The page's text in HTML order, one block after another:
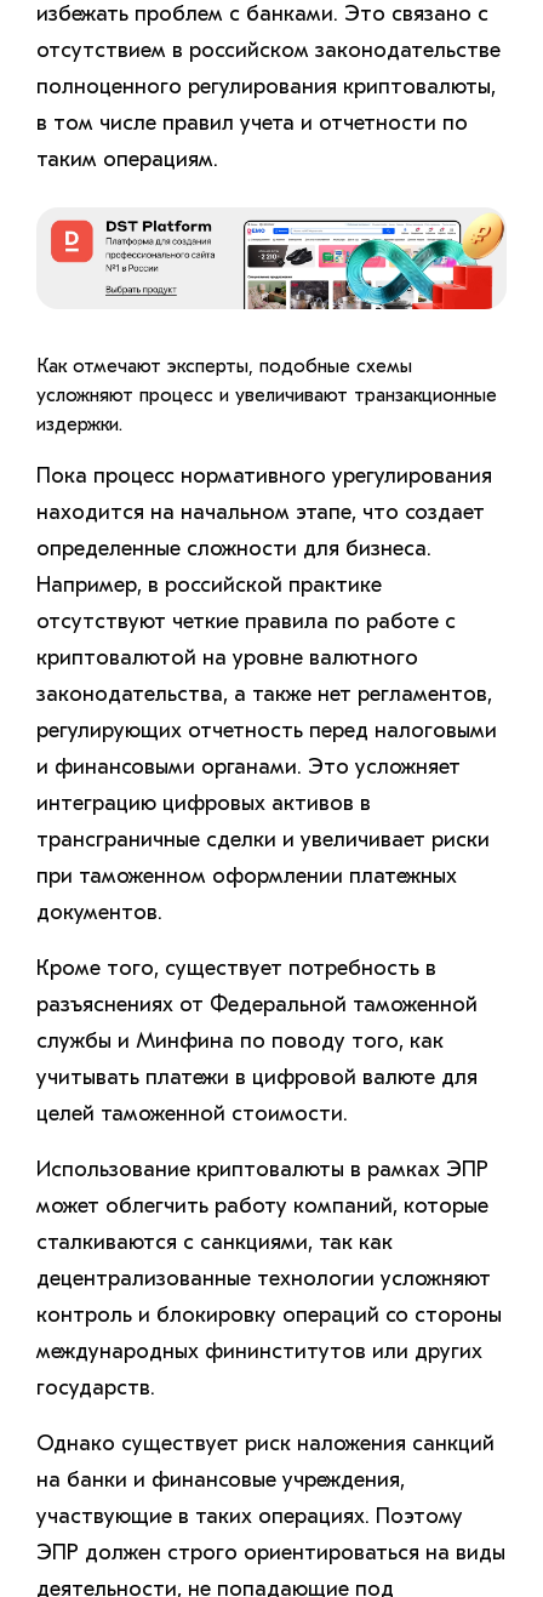
избежать проблем с банками. Это связано с
отсутствием в российском законодательстве
полноценного регулирования криптовалюты,
в том числе правил учета и отчетности по
таким операциям.
Как отмечают эксперты, подобные схемы
усложняют процесс и увеличивают транзакционные
издержки.
Пока процесс нормативного урегулирования
находится на начальном этапе, что создает
определенные сложности для бизнеса.
Например, в российской практике
отсутствуют четкие правила по работе с
криптовалютой на уровне валютного
законодательства, а также нет регламентов,
регулирующих отчетность перед налоговыми
и финансовыми органами. Это усложняет
интеграцию цифровых активов в
трансграничные сделки и увеличивает риски
при таможенном оформлении платежных
документов.
Кроме того, существует потребность в
разъяснениях от Федеральной таможенной
службы и Минфина по поводу того, как
учитывать платежи в цифровой валюте для
целей таможенной стоимости.
Использование криптовалюты в рамках ЭПР
может облегчить работу компаний, которые
сталкиваются с санкциями, так как
децентрализованные технологии усложняют
контроль и блокировку операций со стороны
международных фининститутов или других
государств.
Однако существует риск наложения санкций
на банки и финансовые учреждения,
участвующие в таких операциях. Поэтому
ЭПР должен строго ориентироваться на виды
деятельности, не попадающие под